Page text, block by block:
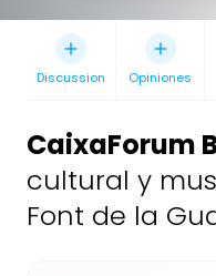
Discussion Opiniones
CaixaForum
cultural y
Font de la